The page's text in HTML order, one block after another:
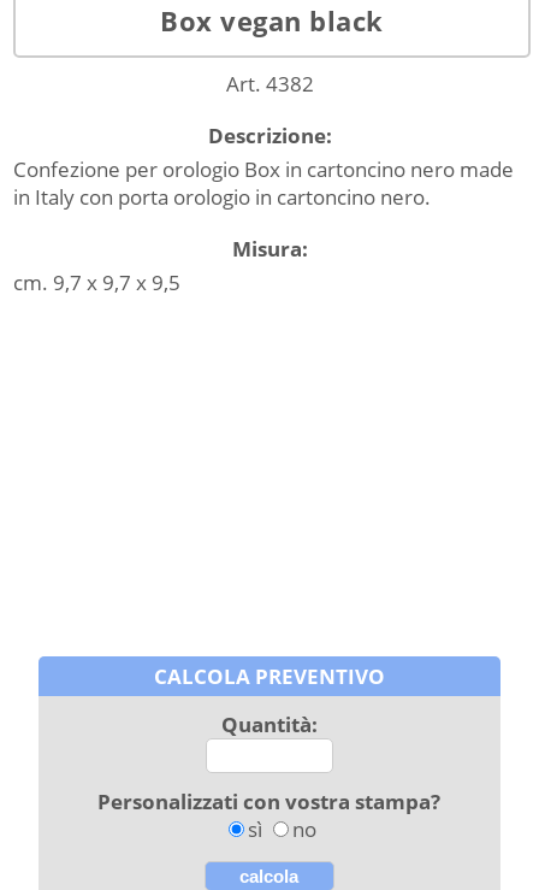
Box vegan black
Art. 4382
Descrizione:
Confezione per orologio Box in cartoncino nero made
in Italy con porta orologio in cartoncino nero.
Misura:
cm. 9,7 x 9,7 x 9,5
CALCOLA PREVENTIVO
Quantità:
Personalizzati con vostra stampa?
sì
no